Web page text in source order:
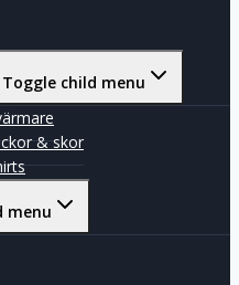
Toggle child menu
& skor
menu